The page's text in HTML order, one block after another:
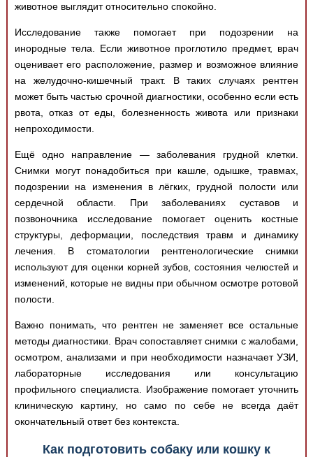
Добавить материал
животное выглядит относительно спокойно.
Исследование также помогает при подозрении на
инородные тела. Если животное проглотило предмет, врач
оценивает его расположение, размер и возможное влияние
на желудочно-кишечный тракт. В таких случаях рентген
может быть частью срочной диагностики, особенно если есть
рвота, отказ от еды, болезненность живота или признаки
непроходимости.
Ещё одно направление — заболевания грудной клетки.
Снимки могут понадобиться при кашле, одышке, травмах,
подозрении на изменения в лёгких, грудной полости или
сердечной области. При заболеваниях суставов и
позвоночника исследование помогает оценить костные
структуры, деформации, последствия травм и динамику
лечения. В стоматологии рентгенологические снимки
используют для оценки корней зубов, состояния челюстей и
изменений, которые не видны при обычном осмотре ротовой
полости.
Важно понимать, что рентген не заменяет все остальные
методы диагностики. Врач сопоставляет снимки с жалобами,
осмотром, анализами и при необходимости назначает УЗИ,
лабораторные исследования или консультацию
профильного специалиста. Изображение помогает уточнить
клиническую картину, но само по себе не всегда даёт
окончательный ответ без контекста.
Как подготовить собаку или кошку к